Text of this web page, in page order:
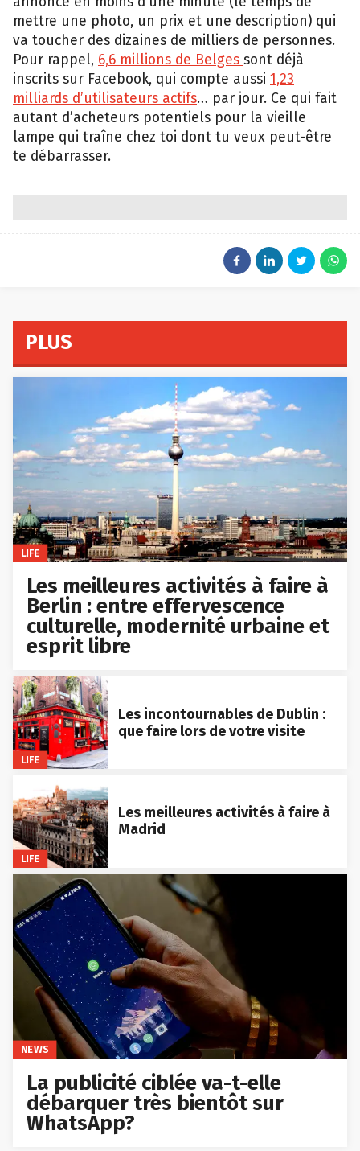
mettre une photo, un prix et une description) qui
va toucher des dizaines de milliers de personnes.
Pour rappel, 6,6 millions de Belges sont déjà
inscrits sur Facebook, qui compte aussi 1,23
milliards d’utilisateurs actifs… par jour. Ce qui fait
autant d’acheteurs potentiels pour la vieille
lampe qui traîne chez toi dont tu veux peut-être
te débarrasser.
PLUS
LIFE
Les meilleures activités à faire à
Berlin : entre effervescence
culturelle, modernité urbaine et
esprit libre
LIFE
Les incontournables de Dublin :
que faire lors de votre visite
LIFE
Les meilleures activités à faire à
Madrid
NEWS
La publicité ciblée va-t-elle
débarquer très bientôt sur
WhatsApp?